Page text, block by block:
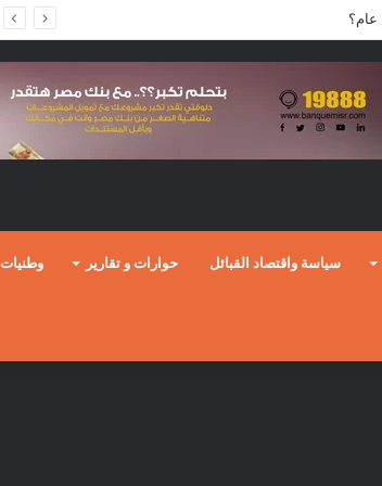
سياسة واقتصاد القبائل حوارات و تقارير وطنيات